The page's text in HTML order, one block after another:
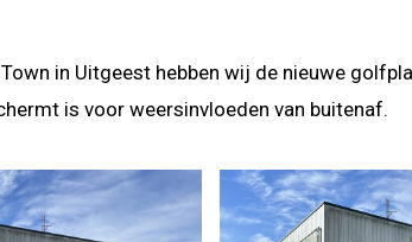
in Uitgeest hebben wij de nieuwe
is voor weersinvloeden van buitenaf.